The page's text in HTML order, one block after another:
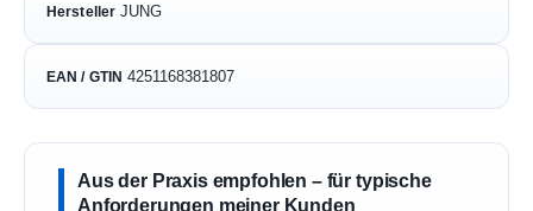
Hersteller JUNG
EAN / GTIN 4251168381807
Aus der Praxis empfohlen – für typische
Anforderungen meiner Kunden